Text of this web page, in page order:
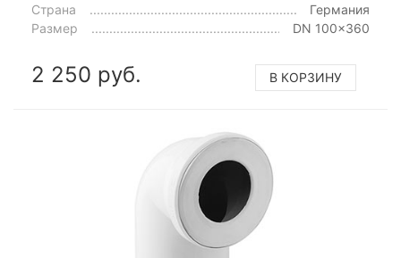
Страна
Германия
Размер
DN 100x360
2 250 руб. В КОРЗИНУ